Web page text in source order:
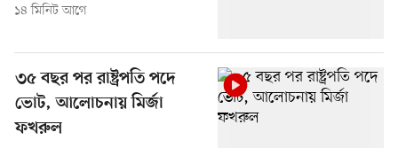
১৪ মিনিট আগে
৩৫ বছর পর রাষ্ট্রপতি পদে
ভোট, আলোচনায় মির্জা
ফখরুল